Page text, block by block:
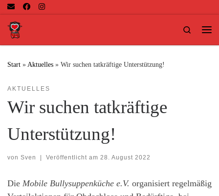
Zum Inhalt springen
Search
Start » Aktuelles » Wir suchen tatkräftige Unterstützung!
AKTUELLES
Wir suchen tatkräftige
Unterstützung!
von Sven | Veröffentlicht am 28. August 2022
Die Mobile Bullysuppenküche e.V. organisiert regelmäßig